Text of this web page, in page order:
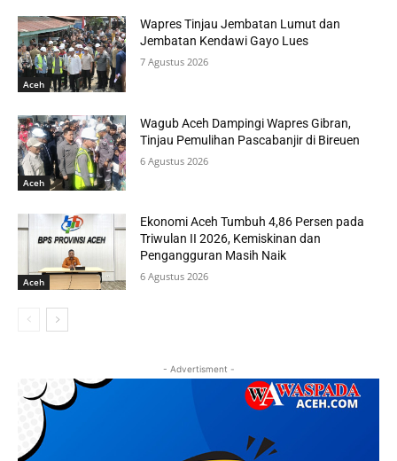
Aceh
Wapres Tinjau Jembatan Lumut dan
Jembatan Kendawi Gayo Lues
7 Agustus 2026
Aceh
Wagub Aceh Dampingi Wapres Gibran,
Tinjau Pemulihan Pascabanjir di Bireuen
6 Agustus 2026
Aceh
Ekonomi Aceh Tumbuh 4,86 Persen pada
Triwulan II 2026, Kemiskinan dan
Pengangguran Masih Naik
6 Agustus 2026
- Advertisment -